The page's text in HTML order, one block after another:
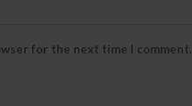
for the next time I comment.